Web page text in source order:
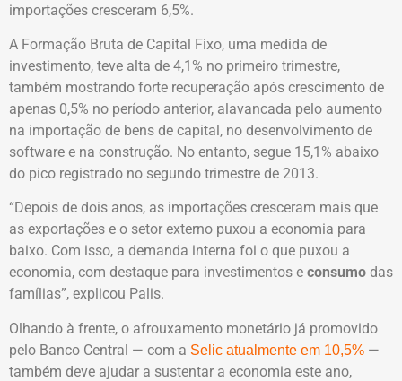
importações cresceram 6,5%.
A Formação Bruta de Capital Fixo, uma medida de
investimento, teve alta de 4,1% no primeiro trimestre,
também mostrando forte recuperação após crescimento de
apenas 0,5% no período anterior, alavancada pelo aumento
na importação de bens de capital, no desenvolvimento de
software e na construção. No entanto, segue 15,1% abaixo
do pico registrado no segundo trimestre de 2013.
“Depois de dois anos, as importações cresceram mais que
as exportações e o setor externo puxou a economia para
baixo. Com isso, a demanda interna foi o que puxou a
economia, com destaque para investimentos e consumo das
famílias”, explicou Palis.
Olhando à frente, o afrouxamento monetário já promovido
pelo Banco Central — com a Selic atualmente em 10,5% —
também deve ajudar a sustentar a economia este ano,